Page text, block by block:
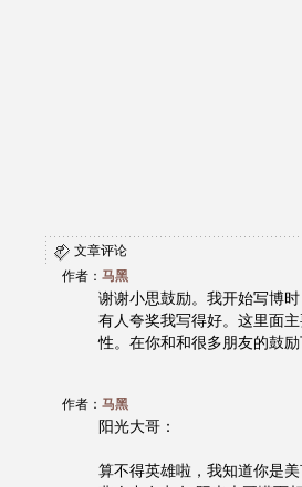
文章评论
作者： 马黑
谢谢小思鼓励。我开始写博
有人夸奖我写得好。这里面
性。在你和和很多朋友的鼓励
作者： 马黑
阳光大哥：
算不得英雄啦，我知道你是